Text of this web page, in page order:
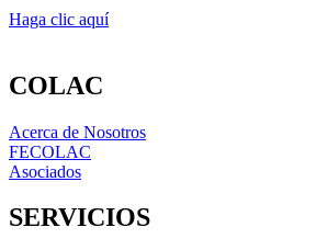
Haga clic aquí
COLAC
Acerca de Nosotros
FECOLAC
Asociados
SERVICIOS